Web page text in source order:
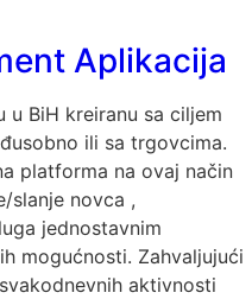
Aplikacija
BiH kreiranu sa ciljem
ili sa trgovcima.
platforma na ovaj način
slanje novca ,
jednostavnim
mogućnosti. Zahvaljujući
aktivnosti